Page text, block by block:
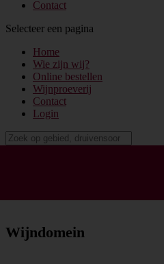
Contact
Selecteer een pagina
Home
Wie zijn wij?
Online bestellen
Wijnproeverij
Contact
Login
Wijndomein